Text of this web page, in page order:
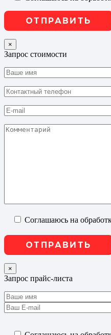
×
Запрос стоимости
Соглашаюсь на
×
Запрос прайс-листа